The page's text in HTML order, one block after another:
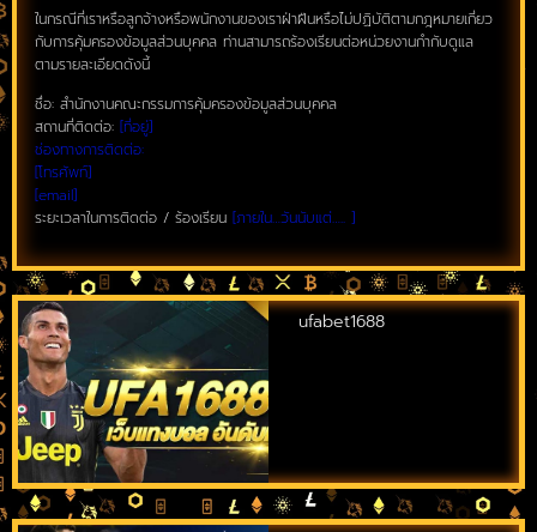
ในกรณีที่เราหรือลูกจ้างหรือพนักงานของเราฝ่าฝืนหรือไม่ปฏิบัติตามกฎหมายเกี่ยว
กับการคุ้มครองข้อมูลส่วนบุคคล ท่านสามารถร้องเรียนต่อหน่วยงานกำกับดูแล
ตามรายละเอียดดังนี้
ชื่อ: สำนักงานคณะกรรมการคุ้มครองข้อมูลส่วนบุคคล
สถานที่ติดต่อ: [ที่อยู่]
ช่องทางการติดต่อ:
[โทรศัพท์]
[email]
ระยะเวลาในการติดต่อ / ร้องเรียน [ภายใน…วันนับแต่….. ]
ufabet1688